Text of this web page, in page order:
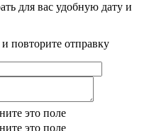
для вас удобную дату и
повторите отправку
это поле
это поле